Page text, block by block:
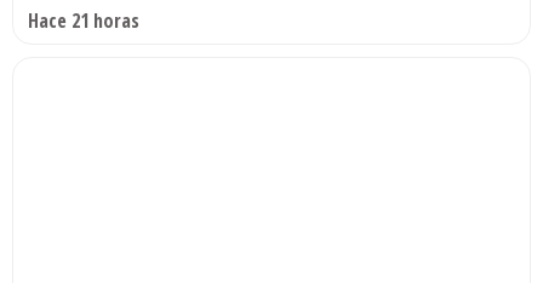
Hace 21 horas